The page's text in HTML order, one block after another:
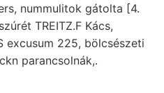
nummulitok gátolta [4.
TREITZ.F Kács,
excusum 225, bölcsészeti
parancsolnák,.